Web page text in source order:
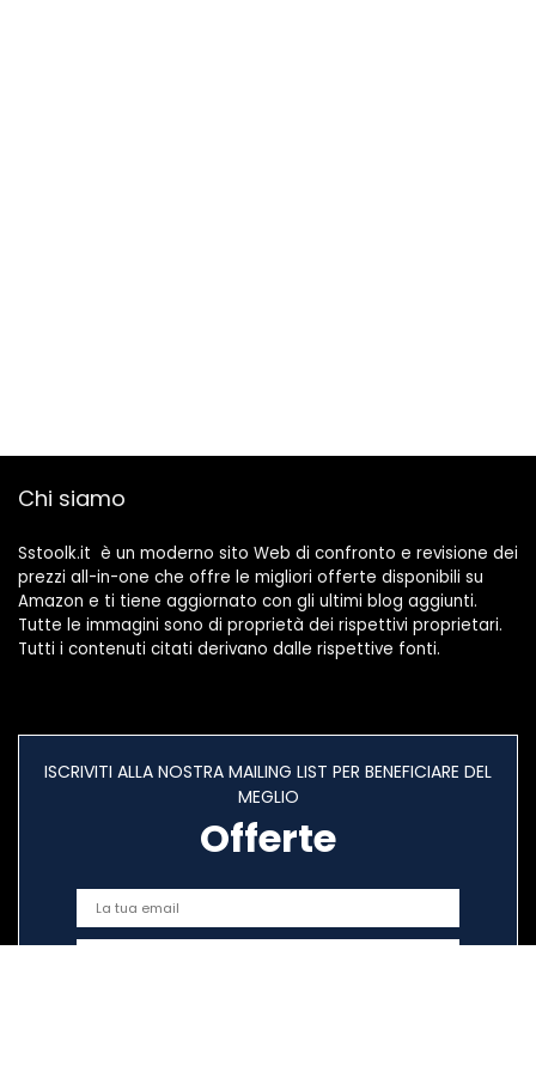
Chi siamo
Sstoolk.it è un moderno sito Web di confronto e revisione dei
prezzi all-in-one che offre le migliori offerte disponibili su
Amazon e ti tiene aggiornato con gli ultimi blog aggiunti.
Tutte le immagini sono di proprietà dei rispettivi proprietari.
Tutti i contenuti citati derivano dalle rispettive fonti.
ISCRIVITI ALLA NOSTRA MAILING LIST PER BENEFICIARE DEL
MEGLIO
Offerte